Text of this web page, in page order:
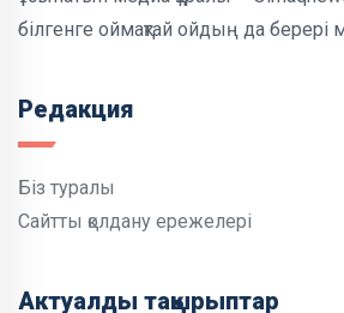
білгенге оймақтай ойдың да берері
Редакция
Біз туралы
Сайтты қолдану ережелері
Актуалды тақырыптар